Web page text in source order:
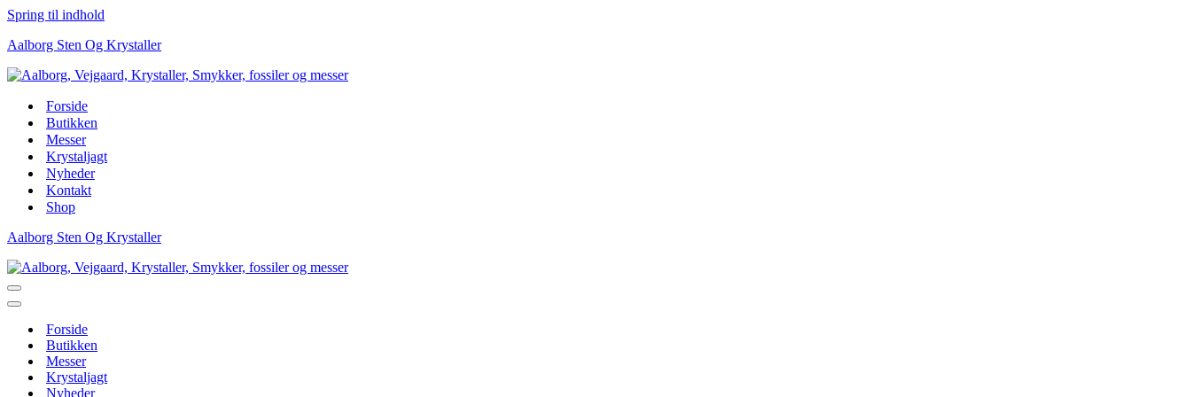
Spring til indhold
Aalborg Sten Og Krystaller
Forside
Butikken
Messer
Krystaljagt
Nyheder
Kontakt
Shop
Aalborg Sten Og Krystaller
Navigation
menu
Navigation
Forside
Butikken
Messer
Krystaljagt
Nyheder